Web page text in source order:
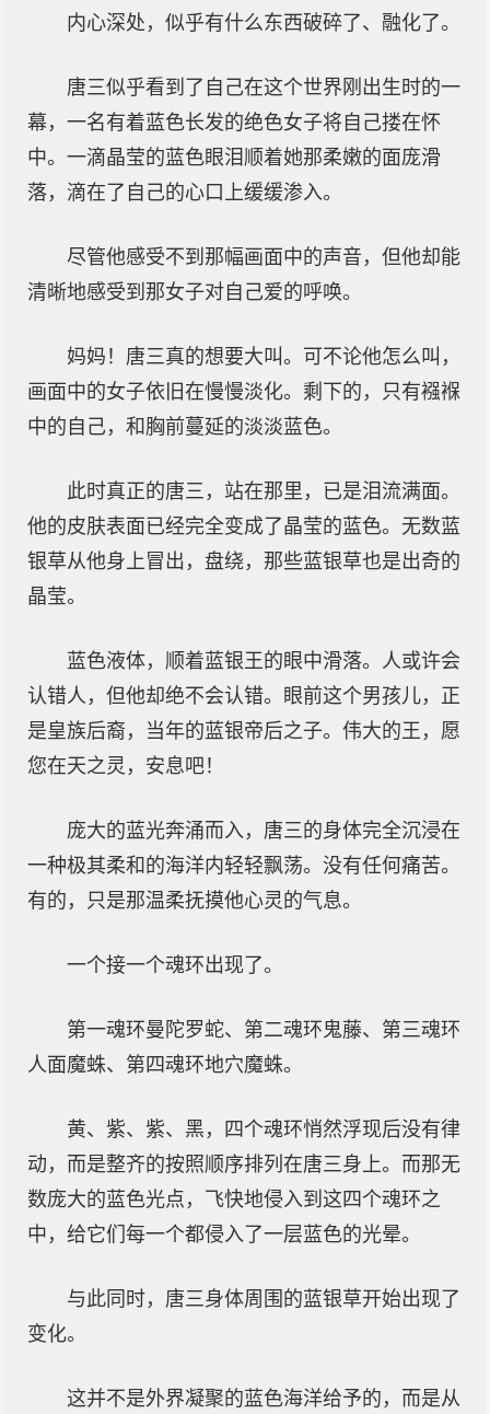
内心深处，似乎有什么东西破碎了、融化了。
唐三似乎看到了自己在这个世界刚出生时的一
幕，一名有着蓝色长发的绝色女子将自己搂在怀
中。一滴晶莹的蓝色眼泪顺着她那柔嫩的面庞滑
落，滴在了自己的心口上缓缓渗入。
尽管他感受不到那幅画面中的声音，但他却能
清晰地感受到那女子对自己爱的呼唤。
妈妈！唐三真的想要大叫。可不论他怎么叫，
画面中的女子依旧在慢慢淡化。剩下的，只有襁褓
中的自己，和胸前蔓延的淡淡蓝色。
此时真正的唐三，站在那里，已是泪流满面。
他的皮肤表面已经完全变成了晶莹的蓝色。无数蓝
银草从他身上冒出，盘绕，那些蓝银草也是出奇的
晶莹。
蓝色液体，顺着蓝银王的眼中滑落。人或许会
认错人，但他却绝不会认错。眼前这个男孩儿，正
是皇族后裔，当年的蓝银帝后之子。伟大的王，愿
您在天之灵，安息吧！
庞大的蓝光奔涌而入，唐三的身体完全沉浸在
一种极其柔和的海洋内轻轻飘荡。没有任何痛苦。
有的，只是那温柔抚摸他心灵的气息。
一个接一个魂环出现了。
第一魂环曼陀罗蛇、第二魂环鬼藤、第三魂环
人面魔蛛、第四魂环地穴魔蛛。
黄、紫、紫、黑，四个魂环悄然浮现后没有律
动，而是整齐的按照顺序排列在唐三身上。而那无
数庞大的蓝色光点，飞快地侵入到这四个魂环之
中，给它们每一个都侵入了一层蓝色的光晕。
与此同时，唐三身体周围的蓝银草开始出现了
变化。
这并不是外界凝聚的蓝色海洋给予的，而是从